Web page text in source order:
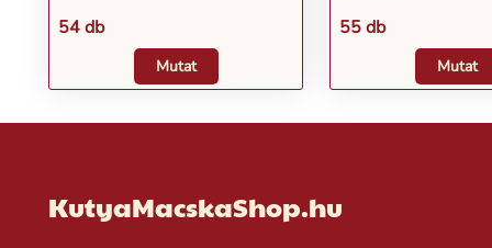
54 db
Mutat
55 db
Mutat
KutyaMacskaShop.hu